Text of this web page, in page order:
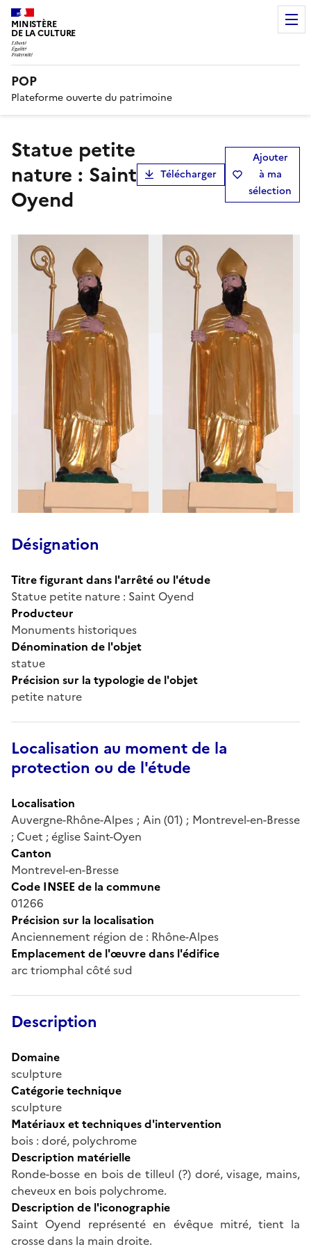
MINISTÈRE
DE LA CULTURE
POP
Plateforme ouverte du patrimoine
Statue petite
nature : Saint
Oyend
Télécharger
Ajouter
à ma
sélection
Désignation
Titre figurant dans l'arrêté ou l'étude
Statue petite nature : Saint Oyend
Producteur
Monuments historiques
Dénomination de l'objet
statue
Précision sur la typologie de l'objet
petite nature
Localisation au moment de la
protection ou de l'étude
Localisation
Auvergne-Rhône-Alpes ; Ain (01) ; Montrevel-en-Bresse
; Cuet ; église Saint-Oyen
Canton
Montrevel-en-Bresse
Code INSEE de la commune
01266
Précision sur la localisation
Anciennement région de : Rhône-Alpes
Emplacement de l'œuvre dans l'édifice
arc triomphal côté sud
Description
Domaine
sculpture
Catégorie technique
sculpture
Matériaux et techniques d'intervention
bois : doré, polychrome
Description matérielle
Ronde-bosse en bois de tilleul (?) doré, visage, mains,
cheveux en bois polychrome.
Description de l'iconographie
Saint Oyend représenté en évêque mitré, tient la
crosse dans la main droite.